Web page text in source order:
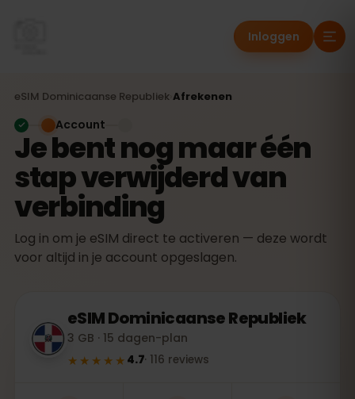
Inloggen
eSIM Dominicaanse Republiek Afrekenen
Je bent nog maar één
stap verwijderd van
verbinding
Log in om je eSIM direct te activeren — deze wordt
voor altijd in je account opgeslagen.
Account
eSIMDominicaanse Republiek
3 GB · 15 dagen-plan
★★★★★ 4.7· 116 reviews